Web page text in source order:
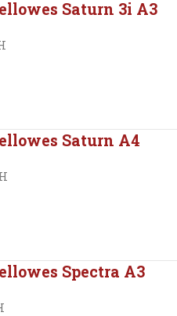
Saturn 3i A3
Saturn A4
Spectra A3